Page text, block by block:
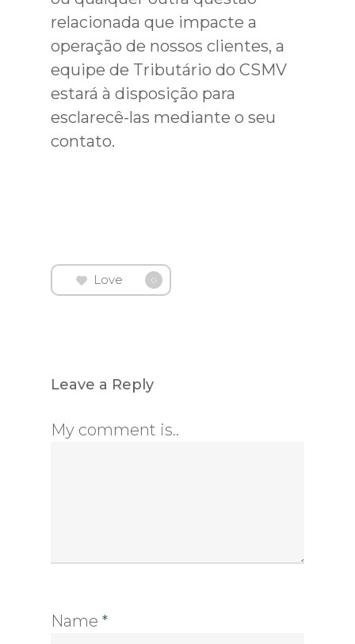
relacionada que impacte a
operação de nossos clientes, a
equipe de Tributário do CSMV
estará à disposição para
esclarecê-las mediante o seu
contato.
Love 0
Leave a Reply
My comment is..
Name *